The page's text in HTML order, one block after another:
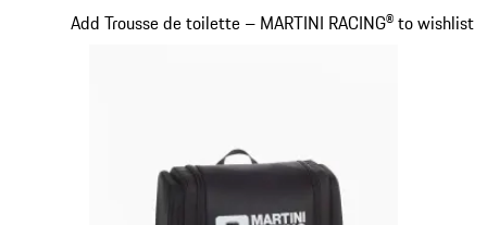
Add Trousse de toilette – MARTINI RACING® to wishlist
Diapositive 17 sur 20